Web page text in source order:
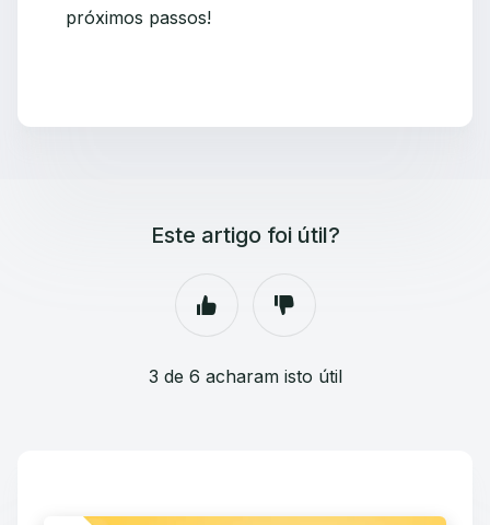
próximos passos!
Este artigo foi útil?
3 de 6 acharam isto útil